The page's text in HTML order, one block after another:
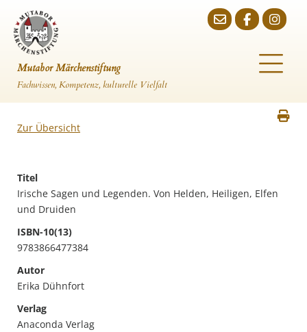
Mutabor Märchenstiftung
Fachwissen, Kompetenz, kulturelle Vielfalt
Zur Übersicht
Titel
Irische Sagen und Legenden. Von Helden, Heiligen, Elfen
und Druiden
ISBN-10(13)
9783866477384
Autor
Erika Dühnfort
Verlag
Anaconda Verlag